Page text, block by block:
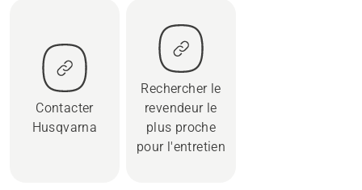
Contacter
Husqvarna
Rechercher le
revendeur le
plus proche
pour l'entretien